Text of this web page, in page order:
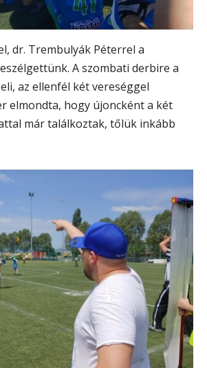
dr. Trembulyák Péterrel a
A szombati derbire a
az ellenfél két vereséggel
elmondta, hogy újoncként a két
már találkoztak, tőlük inkább